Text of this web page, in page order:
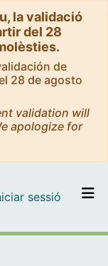
la validació
del 28
de
28 de agosto
validation will
apologize for
el DD
sessió (current)